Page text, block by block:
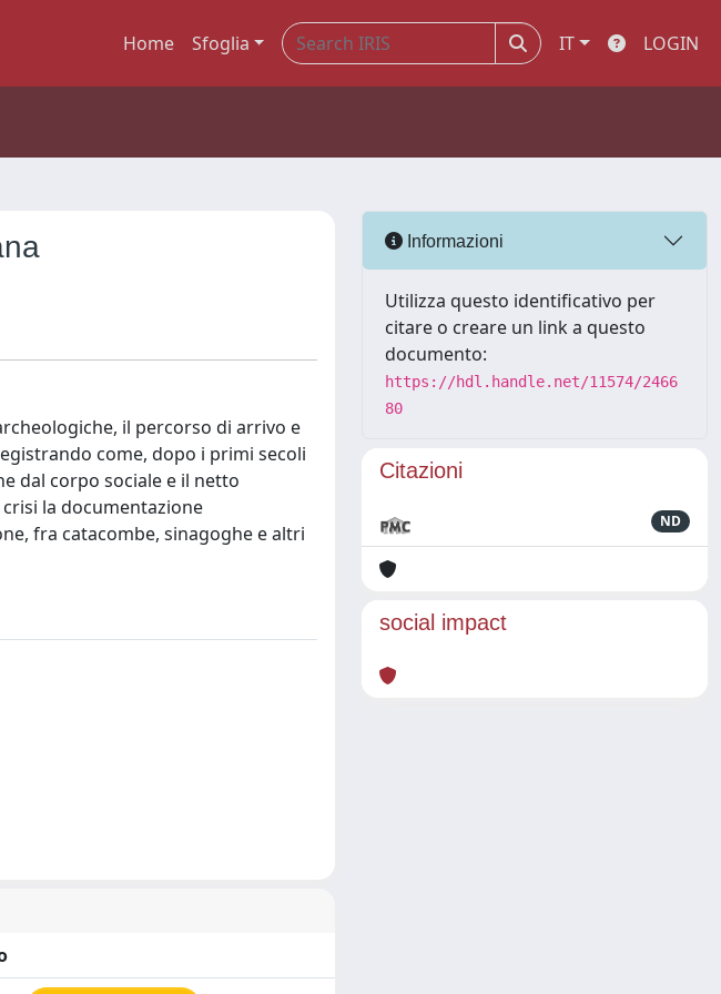
Home Sfoglia IT LOGIN
il percorso di arrivo e
come, dopo i primi secoli
dal corpo sociale e il netto
la documentazione
fra catacombe, sinagoghe e altri
Informazioni
Utilizza questo identificativo per
citare o creare un link a questo
documento:
https://hdl.handle.net/11574/2466
80
Citazioni
ND
social impact